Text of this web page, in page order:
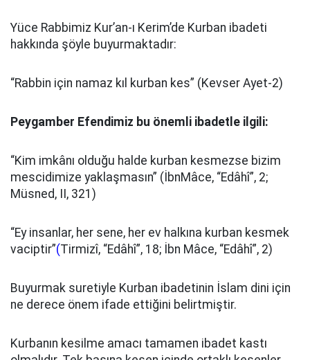
Yüce Rabbimiz Kur’an-ı Kerim’de Kurban ibadeti
hakkında şöyle buyurmaktadır:
“Rabbin için namaz kıl kurban kes” (Kevser Ayet-2)
Peygamber Efendimiz bu önemli ibadetle ilgili:
“Kim imkânı olduğu halde kurban kesmezse bizim
mescidimize yaklaşmasın” (İbnMâce, “Edâhî”, 2;
Müsned, II, 321)
“Ey insanlar, her sene, her ev halkına kurban kesmek
vaciptir”(Tirmizî, “Edâhî”, 18; İbn Mâce, “Edâhî”, 2)
Buyurmak suretiyle Kurban ibadetinin İslam dini için
ne derece önem ifade ettiğini belirtmiştir.
Kurbanın kesilme amacı tamamen ibadet kastı